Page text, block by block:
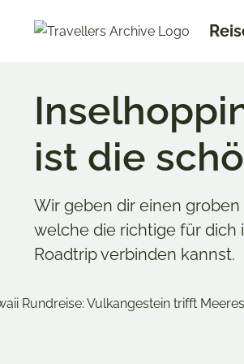
ist die
Wir geben dir einen
welche die richtige für dich
Roadtrip verbinden kannst.